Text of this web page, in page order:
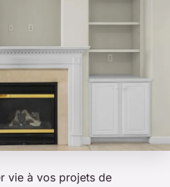
vie à vos projets de